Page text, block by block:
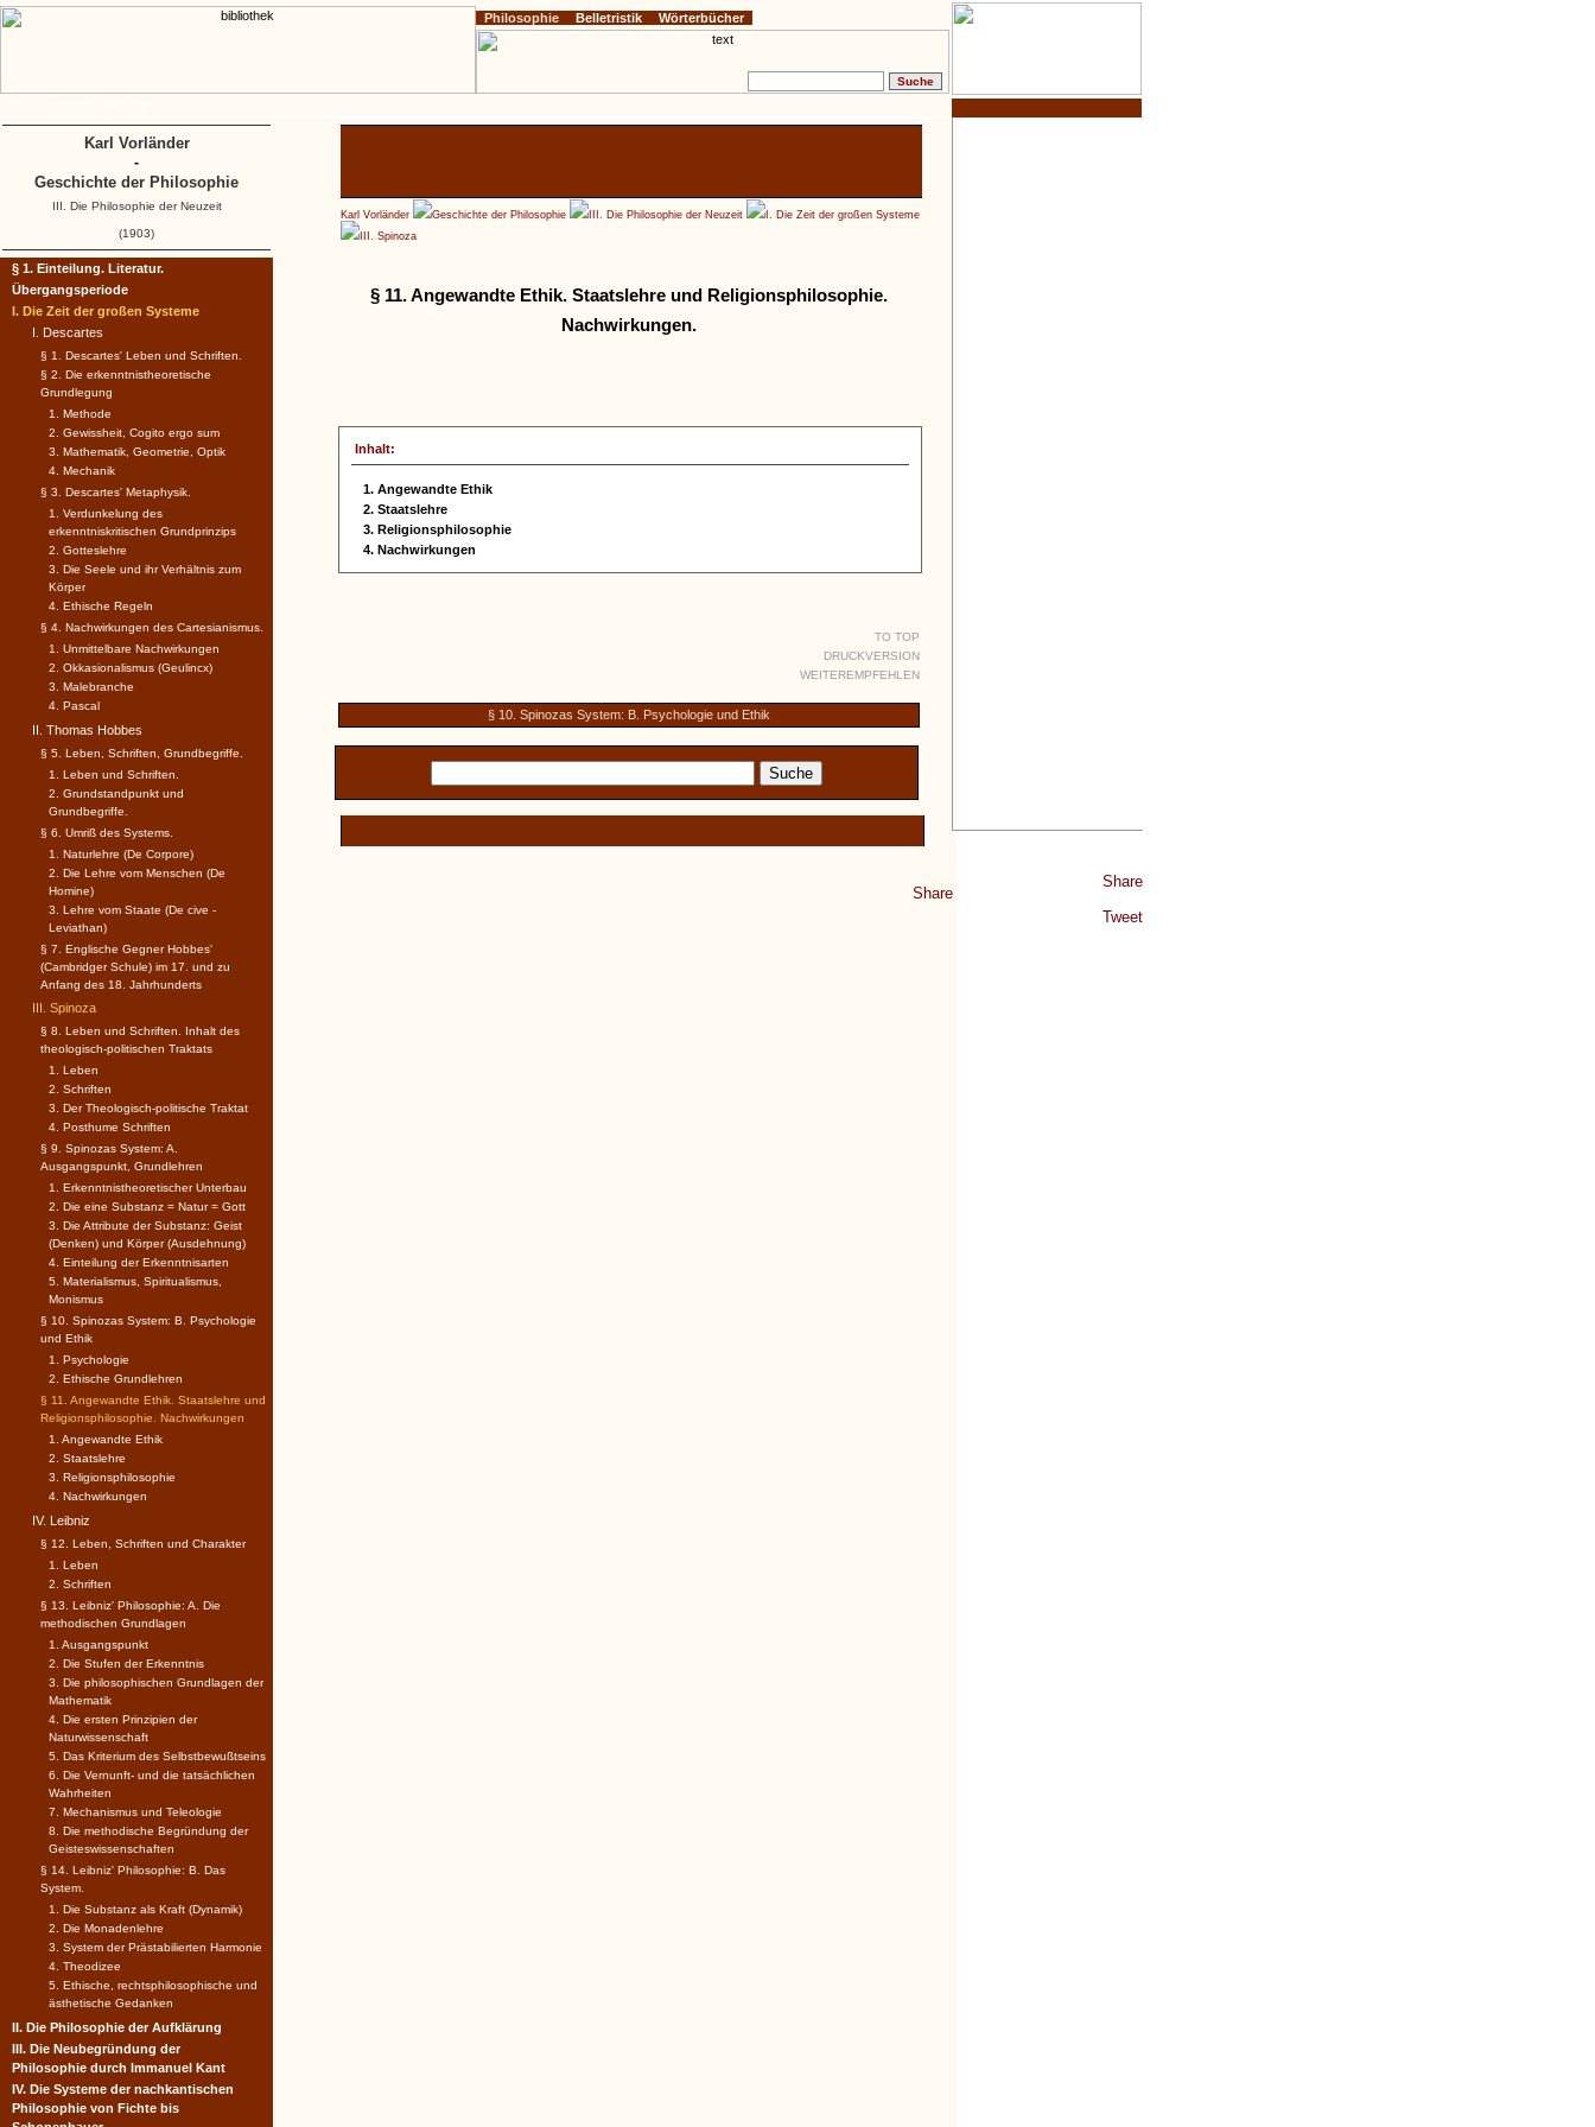
Share
Tweet
Karl Vorländer Geschichte der Philosophie III. Die Philosophie der Neuzeit
I. Die Zeit der großen Systeme
III. Spinoza
§ 11. Angewandte Ethik. Staatslehre und Religionsphilosophie.
Nachwirkungen.
Inhalt:
1. Angewandte Ethik
2. Staatslehre
3. Religionsphilosophie
4. Nachwirkungen
TO TOP
DRUCKVERSION
WEITEREMPFEHLEN
§ 10. Spinozas System: B. Psychologie und Ethik
Share
§ 1. Einteilung. Literatur.
Übergangsperiode
I. Die Zeit der großen Systeme
I. Descartes
§ 1. Descartes' Leben und Schriften.
§ 2. Die erkenntnistheoretische
Grundlegung
1. Methode
2. Gewissheit, Cogito ergo sum
3. Mathematik, Geometrie, Optik
4. Mechanik
§ 3. Descartes' Metaphysik.
1. Verdunkelung des
erkenntniskritischen Grundprinzips
2. Gotteslehre
3. Die Seele und ihr Verhältnis zum
Körper
4. Ethische Regeln
§ 4. Nachwirkungen des Cartesianismus.
1. Unmittelbare Nachwirkungen
2. Okkasionalismus (Geulincx)
3. Malebranche
4. Pascal
II. Thomas Hobbes
§ 5. Leben, Schriften, Grundbegriffe.
1. Leben und Schriften.
2. Grundstandpunkt und
Grundbegriffe.
§ 6. Umriß des Systems.
1. Naturlehre (De Corpore)
2. Die Lehre vom Menschen (De
Homine)
3. Lehre vom Staate (De cive -
Leviathan)
§ 7. Englische Gegner Hobbes'
(Cambridger Schule) im 17. und zu
Anfang des 18. Jahrhunderts
III. Spinoza
§ 8. Leben und Schriften. Inhalt des
theologisch-politischen Traktats
1. Leben
2. Schriften
3. Der Theologisch-politische Traktat
4. Posthume Schriften
§ 9. Spinozas System: A.
Ausgangspunkt, Grundlehren
1. Erkenntnistheoretischer Unterbau
2. Die eine Substanz = Natur = Gott
3. Die Attribute der Substanz: Geist
(Denken) und Körper (Ausdehnung)
4. Einteilung der Erkenntnisarten
5. Materialismus, Spiritualismus,
Monismus
§ 10. Spinozas System: B. Psychologie
und Ethik
1. Psychologie
2. Ethische Grundlehren
§ 11. Angewandte Ethik. Staatslehre und
Religionsphilosophie. Nachwirkungen
1. Angewandte Ethik
2. Staatslehre
3. Religionsphilosophie
4. Nachwirkungen
IV. Leibniz
§ 12. Leben, Schriften und Charakter
1. Leben
2. Schriften
§ 13. Leibniz' Philosophie: A. Die
methodischen Grundlagen
1. Ausgangspunkt
2. Die Stufen der Erkenntnis
3. Die philosophischen Grundlagen der
Mathematik
4. Die ersten Prinzipien der
Naturwissenschaft
5. Das Kriterium des Selbstbewußtseins
6. Die Vernunft- und die tatsächlichen
Wahrheiten
7. Mechanismus und Teleologie
8. Die methodische Begründung der
Geisteswissenschaften
§ 14. Leibniz' Philosophie: B. Das
System.
1. Die Substanz als Kraft (Dynamik)
2. Die Monadenlehre
3. System der Prästabilierten Harmonie
4. Theodizee
5. Ethische, rechtsphilosophische und
ästhetische Gedanken
II. Die Philosophie der Aufklärung
III. Die Neubegründung der
Philosophie durch Immanuel Kant
IV. Die Systeme der nachkantischen
Philosophie von Fichte bis
Philosophie Belletristik Wörterbücher
Karl Vorländer
-
Geschichte der Philosophie
III. Die Philosophie der Neuzeit
(1903)